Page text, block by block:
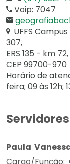
Voip: 7047
UFFS Campus
307,
ERS 135 - km
CEP 99700-970
Horário de
feira; 09 às 12h;
Paula